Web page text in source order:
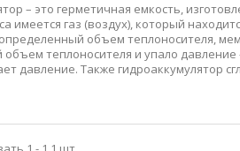
– это герметичная емкость,
имеется газ (воздух), который
объем теплоносителя,
теплоносителя и упало
давление. Также гидроаккумулятор